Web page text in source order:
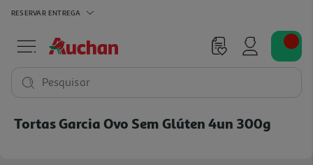
RESERVAR ENTREGA
Pesquisar
Tortas Garcia Ovo Sem Glúten 4un 300g